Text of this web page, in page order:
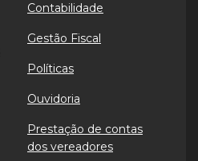
Contabilidade
Gestão Fiscal
Políticas
Ouvidoria
Prestação de contas
dos vereadores